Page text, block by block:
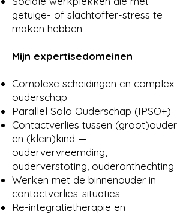
en parental influence.
Complexe scheiding en post-
Contactverlies tussen (groot)ouder
en (klein)kind
Intrafamiliaal geweld, dwingende
controle, intimate terrorism vs
situational violence
Trauma en zenuwstelsel-werk
Werken met PABs (Parental
Alienating Behaviors), HARD-
children, en weerstand in re-
integratie
getuige- of slachtoffer-stress te
maken hebben
Mijn expertisedomeinen
Complexe scheidingen en complex
ouderschap
Parallel Solo Ouderschap (IPSO+)
Contactverlies tussen (groot)ouder
en (klein)kind —
oudervervreemding,
ouderverstoting, ouderonthechting
Werken met de binnenouder in
contactverlies-situaties
Re-integratietherapie en